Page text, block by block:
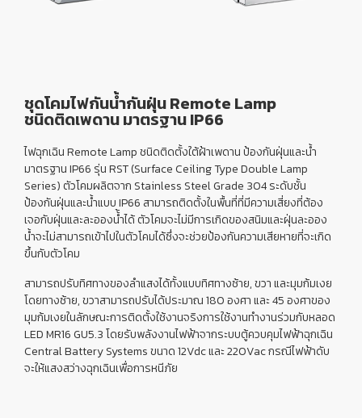
ชุดโคมไฟกันน้ำกันฝุ่น Remote Lamp
ชนิดติดเพดาน มาตรฐาน IP66
ไฟฉุกเฉิน Remote Lampชนิดติดตั้งใต้ฝ้าเพดาน ป้องกันฝุ่นและน้ำ
มาตรฐาน IP66 รุ่น RST (Surface Ceiling Type Double Lamp
Series) ตัวโคมผลิตจาก Stainless Steel Grade 304 ระดับชั้น
ป้องกันฝุ่นและนํ้าแบบ IP66 สามารถติดตั้งในพื้นที่ที่มีความเสี่ยงที่ต้อง
เจอกับฝุ่นและละอองน้้ำได้ ตัวโคมจะไม่มีการเกิดของสนิมและฝุ่นละออง
นํ้าจะไม่สามารถเข้าไปในตัวโคมได้ซึ่งจะช่วยป้องกันความเสียหายที่จะเกิด
ขึ้นกับตัวโคม
สามารถปรับทิศทางของลำแสงได้ทั้งแบบทิศทางซ้าย, ขวา และมุมก้มเงย
โดยทางซ้าย, ขวาสามารถปรับได้ประมาณ 180 องศา และ 45 องศาของ
มุมก้มเงยในลักษณะการติดตั้งใช้งานจริงการใช้งานทำงานร่วมกับหลอด
LED MR16 GU5.3 โดยรับพลังงานไฟฟ้าจากระบบตู้ควบคุมไฟฟ้าฉุกเฉิน
Central Battery Systemsขนาด 12Vdc และ 220Vac กรณีไฟฟ้าดับ
จะให้แสงสว่างฉุกเฉินเพื่อการหนีภัย